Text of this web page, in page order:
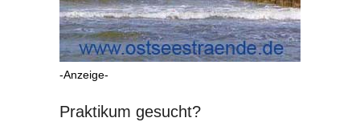
-Anzeige-
Praktikum gesucht?